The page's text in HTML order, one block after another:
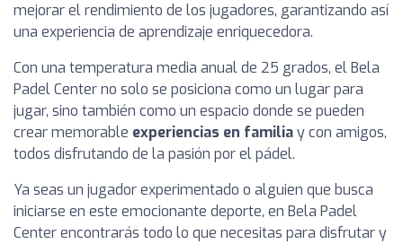
mejorar el rendimiento de los jugadores, garantizando así
una experiencia de aprendizaje enriquecedora.
Con una temperatura media anual de 25 grados, el Bela
Padel Center no solo se posiciona como un lugar para
jugar, sino también como un espacio donde se pueden
crear memorable experiencias en familiay con amigos,
todos disfrutando de la pasión por el pádel.
Ya seas un jugador experimentado o alguien que busca
iniciarse en este emocionante deporte, en Bela Padel
Center encontrarás todo lo que necesitas para disfrutar y